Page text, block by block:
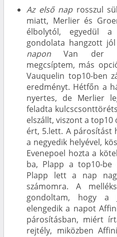
Az első naprosszul
miatt, Merlier és
élbolytól, egyedül
gondolata hangzott
napon Van der
megcsíptem, más
Vauquelin top10-ben
eredményt. Hétfőn a
nyertes, de Merlier
feladta
elszállt, viszont a
ért, 5.lett. A párosítást
a negyedik helyével,
Evenepoel hozta a
ba, Plapp a top10-be
Plapp lett a nap
számomra. A
gondoltam, hogy a
elengedik a napot
párosításban, miért
rejtély, miközben